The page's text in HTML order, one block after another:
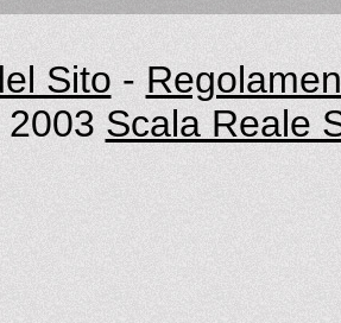
Sito -
Scala Reale